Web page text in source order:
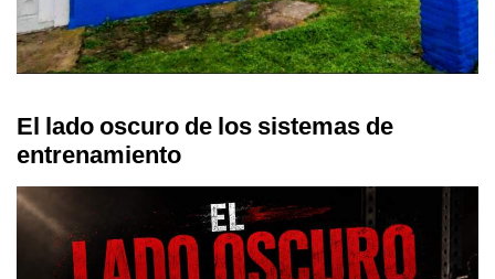
El lado oscuro de los sistemas de
entrenamiento